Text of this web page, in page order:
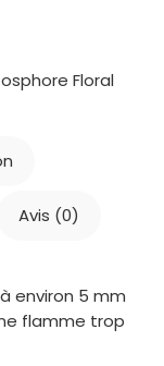
Floral
Avis (0)
environ 5 mm
flamme trop